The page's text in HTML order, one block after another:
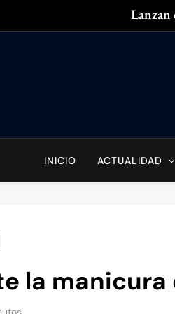
Lanzan
Ella
INICIO ACTUALIDAD
la manicura